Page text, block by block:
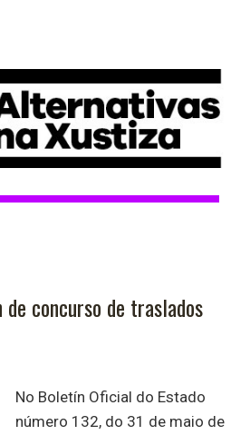
de concurso de traslados
No Boletín Oficial do Estado
número 132, do 31 de maio de